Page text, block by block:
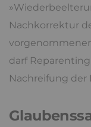
Nachkorrektur
darf
Nachreifung der